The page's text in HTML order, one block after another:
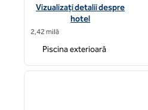
Vizualizați detaliile hotelului
Vizualizați detalii despre
hotel
2,42 milă
Piscina exterioară
1 din 12